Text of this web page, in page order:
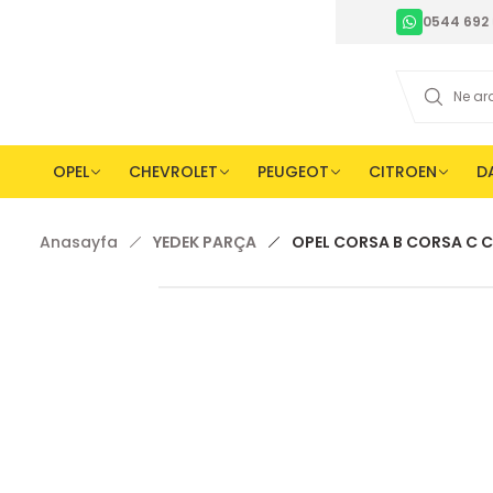
0544 692
OPEL CHEVROLET PEUGEOT CITROEN
Anasayfa YEDEK PARÇA OPEL CORSA B CORSA C